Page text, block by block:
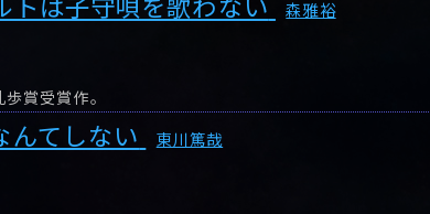
森雅裕
賞受賞作。
んてしない 東川篤哉